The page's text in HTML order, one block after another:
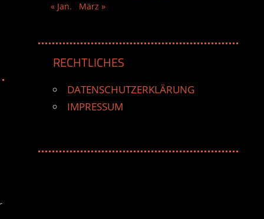
« Jan.
März »
RECHTLICHES
DATENSCHUTZERKLÄRUNG
IMPRESSUM